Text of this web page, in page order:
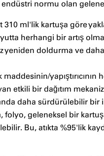
normu olan
ml'lik kartuşa göre
herhangi bir artış
yeniden doldurma ve
maddesinin/
etkili bir dağıtım
daha sürdürülebilir bir
folyo, geleneksel bir
Bu, atıkta %95'lik